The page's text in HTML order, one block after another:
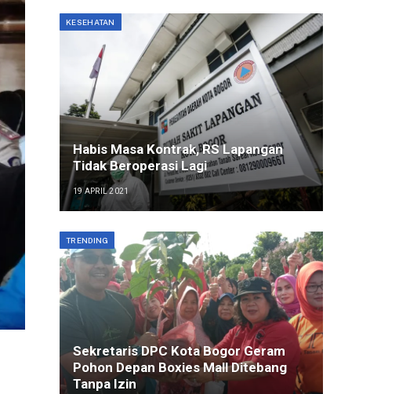
KESEHATAN
Habis Masa Kontrak, RS Lapangan
Tidak Beroperasi Lagi
19 APRIL 2021
TRENDING
Sekretaris DPC Kota Bogor Geram
Pohon Depan Boxies Mall Ditebang
Tanpa Izin